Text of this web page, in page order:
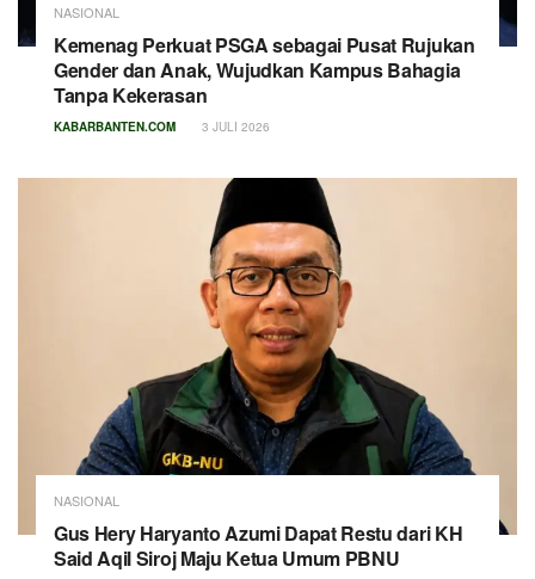
NASIONAL
Kemenag Perkuat PSGA sebagai Pusat Rujukan
Gender dan Anak, Wujudkan Kampus Bahagia
Tanpa Kekerasan
KABARBANTEN.COM 3 JULI 2026
NASIONAL
Gus Hery Haryanto Azumi Dapat Restu dari KH
Said Aqil Siroj Maju Ketua Umum PBNU